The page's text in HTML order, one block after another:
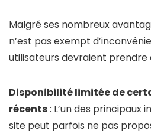
Malgré ses nombreux
n’est pas exempt
utilisateurs devraient prendre
Disponibilité limitée de
récents: L’un des principaux
site peut parfois ne pas